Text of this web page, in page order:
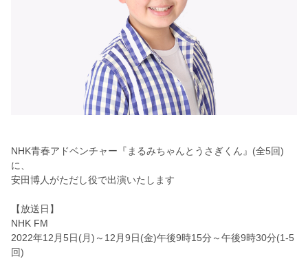
NHK青春アドベンチャー『まるみちゃんとうさぎくん』(全5回)
に、
安田博人がただし役で出演いたします
【放送日】
NHK FM
2022年12月5日(月)～12月9日(金)午後9時15分～午後9時30分(1-5
回)